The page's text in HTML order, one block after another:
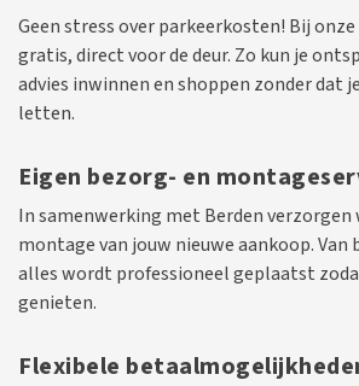
Geen stress over parkeerkosten! Bij
gratis, direct voor de deur. Zo kun je
advies inwinnen en shoppen zonder dat
letten.
Eigen bezorg- en
In samenwerking met Berden verzorgen
montage van jouw nieuwe aankoop.
alles wordt professioneel geplaatst
genieten.
Flexibele